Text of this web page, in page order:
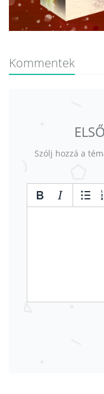
Kommentek
Szólj hozzá a